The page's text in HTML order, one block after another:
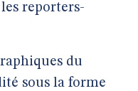
reporters-
du
sous la forme